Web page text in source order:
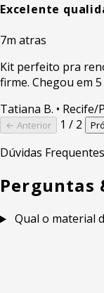
Excelente
7m atras
Kit perfeito pra
firme. Chegou em
Tatiana B. • Recife/
← Anterior 1 / 2
Dúvidas Frequentes
Perguntas
Qual o material